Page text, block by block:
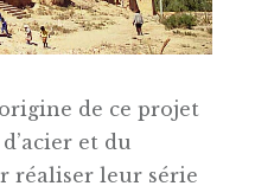
de ce projet
et du
réaliser leur série